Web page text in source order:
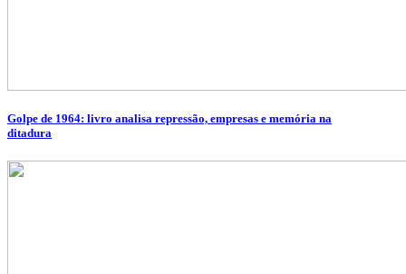
Golpe de 1964: livro analisa repressão, empresas e memória na
ditadura